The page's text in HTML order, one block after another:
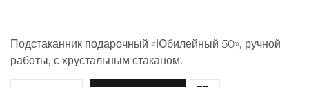
Подстаканник подарочный «Юбилейный 50», ручной
работы, с хрустальным стаканом.